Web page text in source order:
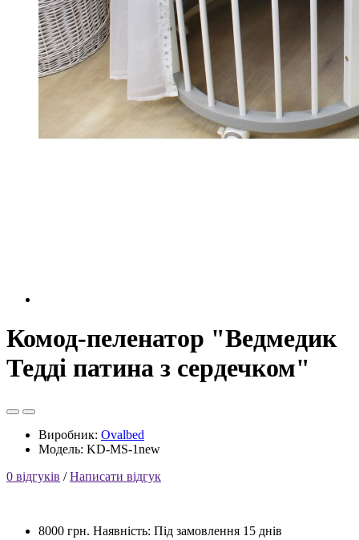
Комод-пеленатор "Ведмедик
Тедді патина з сердечком"
Виробник: Ovalbed
Модель: KD-MS-1new
0 відгуків /Написати відгук
8000 грн. Наявність: Під замовлення 15 днів